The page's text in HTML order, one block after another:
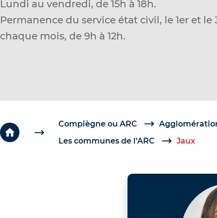
c
é
d
o
n
Lundi au vendredi, de 15h à 18h.
Permanence du service état civil, le 1er et le
chaque mois, de 9h à 12h.
Compiègne ou ARC
Les communes de l'ARC
Jaux